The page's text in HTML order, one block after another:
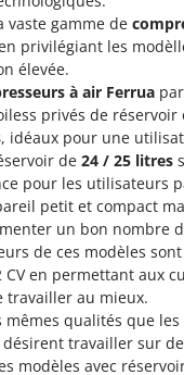
pour tracteur
pour vignes
vaste gamme de
privilégiant les
élevée.
à air Ferrua
privés de réservoir
, idéaux pour une
de 24 / 25 litres
pour les utilisateurs
petit et compact
un bon nombre
de ces modèles
en permettant aux
travailler au mieux.
mêmes qualités que
travailler sur
modèles avec